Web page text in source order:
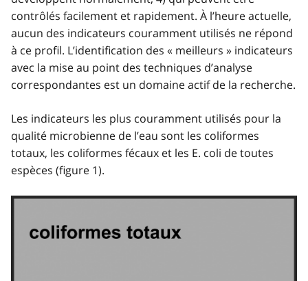
contrôlés facilement et rapidement. À l’heure actuelle,
aucun des indicateurs couramment utilisés ne répond
à ce profil. L’identification des « meilleurs » indicateurs
avec la mise au point des techniques d’analyse
correspondantes est un domaine actif de la recherche.
Les indicateurs les plus couramment utilisés pour la
qualité microbienne de l’eau sont les coliformes
totaux, les coliformes fécaux et les E. coli de toutes
espèces (figure 1).